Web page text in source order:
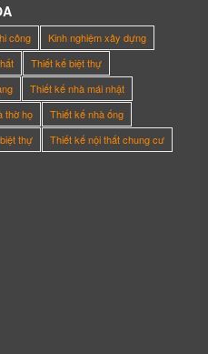
công
Kinh nghiệm xây dựng
Thiết kế biệt thự
Thiết kế nhà mái nhật
thờ họ
Thiết kế nhà ống
thự
Thiết kế nội thất chung cư